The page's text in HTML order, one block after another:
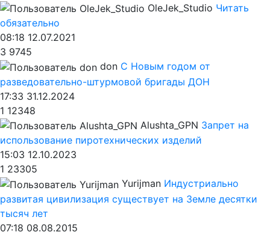
OleJek_Studio Читать
обязательно
08:18 12.07.2021
3 9745
don С Новым годом от
разведовательно-штурмовой бригады ДОН
17:33 31.12.2024
1 12348
Alushta_GPN Запрет на
использование пиротехнических изделий
15:03 12.10.2023
1 23305
Yurijman Индустриально
развитая цивилизация существует на Земле десятки
тысяч лет
07:18 08.08.2015